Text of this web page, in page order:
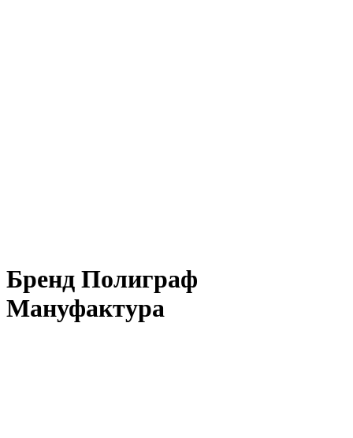
Бренд Полиграф
Мануфактура